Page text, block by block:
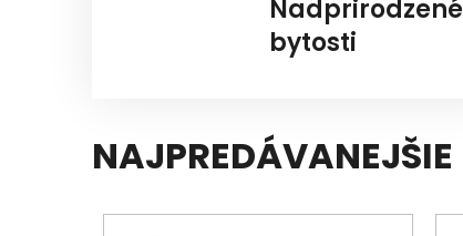
Nadprirodzené
bytosti
NAJPREDÁVANEJŠIE